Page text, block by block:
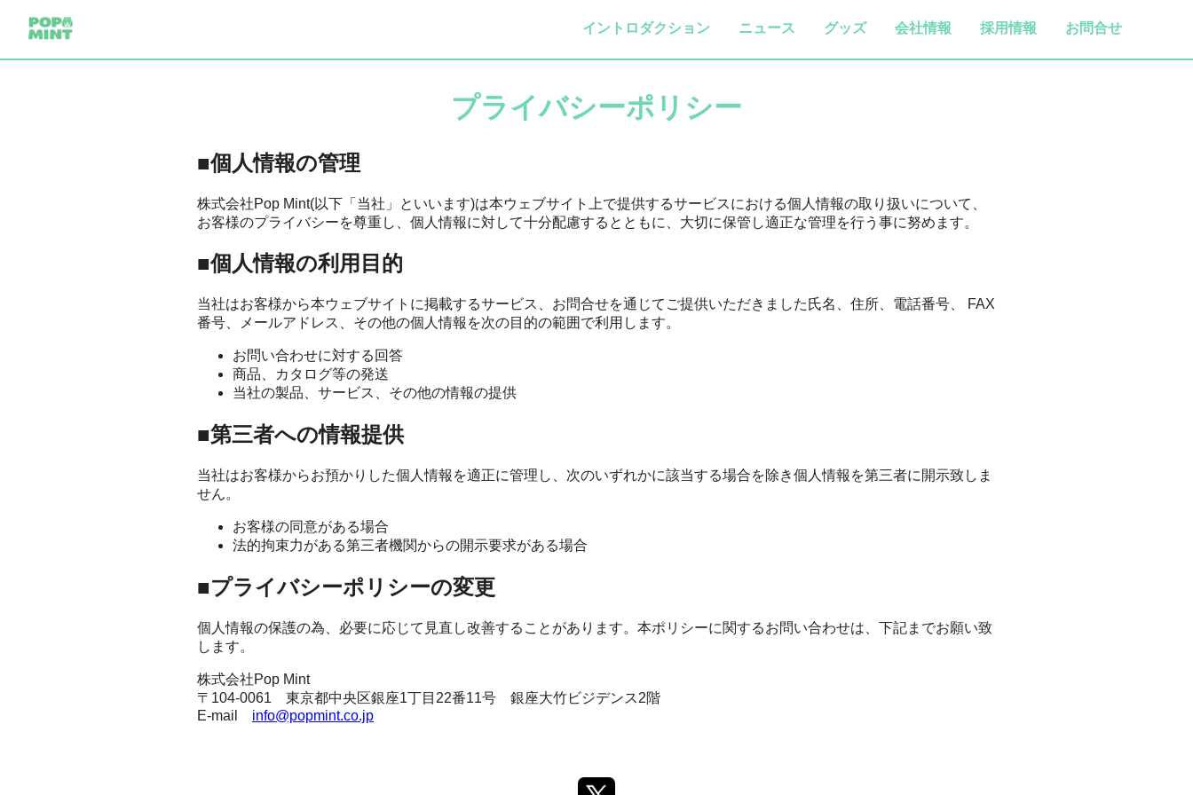
イントロダクション ニュース グッズ 会社情報 採用情報 お問合せ
プライバシーポリシー
■個人情報の管理
株式会社Pop Mint(以下「当社」といいます)は本ウェブサイト上で提供するサービスにおける個人情報の取り扱いについて、
お客様のプライバシーを尊重し、個人情報に対して十分配慮するとともに、大切に保管し適正な管理を行う事に努めます。
■個人情報の利用目的
当社はお客様から本ウェブサイトに掲載するサービス、お問合せを通じてご提供いただきました氏名、住所、電話番号、 FAX
番号、メールアドレス、その他の個人情報を次の目的の範囲で利用します。
お問い合わせに対する回答
商品、カタログ等の発送
当社の製品、サービス、その他の情報の提供
■第三者への情報提供
当社はお客様からお預かりした個人情報を適正に管理し、次のいずれかに該当する場合を除き個人情報を第三者に開示致しま
せん。
お客様の同意がある場合
法的拘束力がある第三者機関からの開示要求がある場合
■プライバシーポリシーの変更
個人情報の保護の為、必要に応じて見直し改善することがあります。本ポリシーに関するお問い合わせは、下記までお願い致
します。
株式会社Pop Mint
〒104-0061 東京都中央区銀座1丁目22番11号 銀座大竹ビジデンス2階
E-mail info@popmint.co.jp